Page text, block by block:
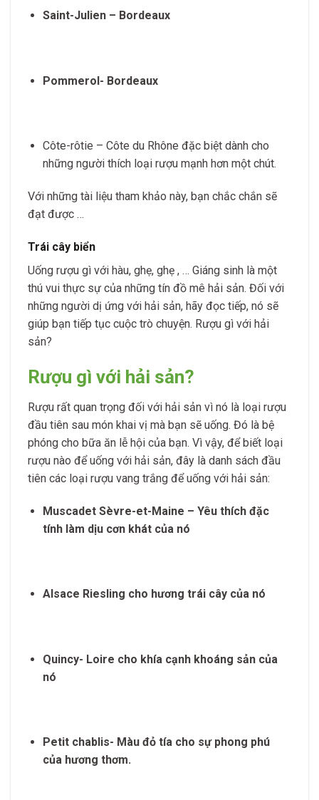
Saint-Julien – Bordeaux
Pommerol- Bordeaux
Côte-rôtie – Côte du Rhône đặc biệt dành cho
những người thích loại rượu mạnh hơn một chút.
Với những tài liệu tham khảo này, bạn chắc chắn sẽ
đạt được …
Trái cây biển
Uống rượu gì với hàu, ghẹ, ghẹ , … Giáng sinh là một
thú vui thực sự của những tín đồ mê hải sản. Đối với
những người dị ứng với hải sản, hãy đọc tiếp, nó sẽ
giúp bạn tiếp tục cuộc trò chuyện. Rượu gì với hải
sản?
Rượu gì với hải sản?
Rượu rất quan trọng đối với hải sản vì nó là loại rượu
đầu tiên sau món khai vị mà bạn sẽ uống. Đó là bệ
phóng cho bữa ăn lễ hội của bạn. Vì vậy, để biết loại
rượu nào để uống với hải sản, đây là danh sách đầu
tiên các loại rượu vang trắng để uống với hải sản:
Muscadet Sèvre-et-Maine – Yêu thích đặc
tính làm dịu cơn khát của nó
Alsace Riesling cho hương trái cây của nó
Quincy- Loire cho khía cạnh khoáng sản của
nó
Petit chablis- Màu đỏ tía cho sự phong phú
của hương thơm.